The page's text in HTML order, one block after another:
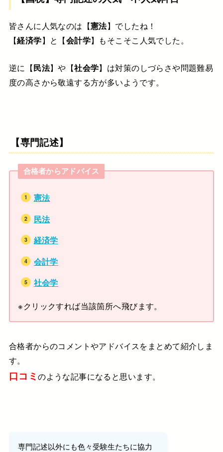
皆さんに人気なのは【憲法】でしたね！
【経済学】と【会計学】もそこそこ人気でした。
逆に【民法】や【社会学】は対策のしづらさや問題難易
度の高さから敬遠する方が多いようです。
【専門記述】
合格者からアドバイス
憲法
民法
経済学
会計学
社会学
※クリックすれば当該箇所へ飛びます。
合格者からのコメントやアドバイスをまとめて紹介しま
す。
口コミのような記事になると思います。
専門記述以外にも色々受験生たちに協力